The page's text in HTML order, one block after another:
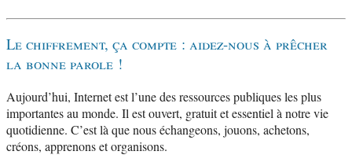
Le chiffrement, ça compte : aidez-nous à prêcher
la bonne parole !
Aujourd’hui, Internet est l’une des ressources publiques les plus
importantes au monde. Il est ouvert, gratuit et essentiel à notre vie
quotidienne. C’est là que nous échangeons, jouons, achetons,
créons, apprenons et organisons.